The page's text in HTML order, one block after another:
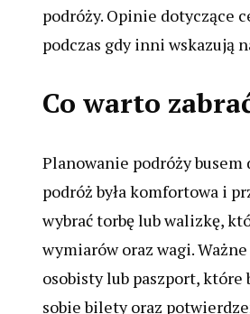
podróży. Opinie dotyczące
podczas gdy inni wskazują
Co warto
Planowanie podróży busem
podróż była komfortowa i
wybrać torbę lub walizkę,
wymiarów oraz wagi.
osobisty lub paszport, które
sobie bilety oraz